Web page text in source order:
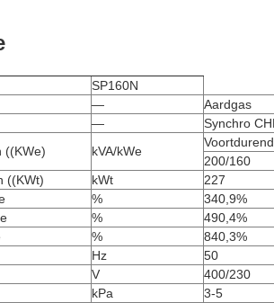
SP160N
—
Aardgas
—
Synchro
((KWe)
kVA/kWe
200/160
((KWt)
kWt
227
%
340,9%
%
490,4%
%
840,3%
Hz
50
V
400/230
kPa
3-5